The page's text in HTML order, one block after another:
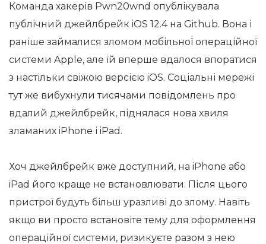
Команда хакерів Pwn20wnd опублікувала
публічний джейлбрейк iOS 12.4 на Github. Вона і
раніше займалися зломом мобільної операційної
системи Apple, але їй вперше вдалося впоратися
з настільки свіжою версією iOS. Соціальні мережі
тут же вибухнули тисячами повідомлень про
вдалий джейлбрейк, піднялася нова хвиля
зламаних iPhone і iPad.
Хоч джейлбрейк вже доступний, на iPhone або
iPad його краще не встановлювати. Після цього
пристрої будуть більш уразливі до злому. Навіть
якщо ви просто встановіте тему для оформлення
операційної системи, ризикуєте разом з нею